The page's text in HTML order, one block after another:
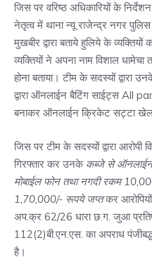
जिस पर वरिष्ठ अधिकारियों के
नेतृत्व में थाना न्यू राजेन्द्र नगर
मुखबीर द्वारा बताये हुलिये के
व्यक्तियों ने अपना नाम विशाल धामेचा
होना बताया। टीम के सदस्यों
द्वारा ऑनलाईन बैटिंग साईट्स All
बनाकर ऑनलाईन क्रिकेट सट्टा
जिस पर टीम के सदस्यों द्वारा आरोपी
गिरफ्तार कर उनके कब्जे से
मोबाईल फोन तथा नगदी रकम
1,70,000/- रूपये जप्तकर
अप.क्र 62/26 धारा छ.ग. जुआ
112(2)बी.एन.एस. का अपराध
है।